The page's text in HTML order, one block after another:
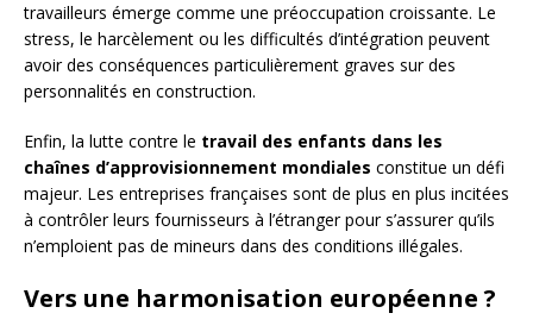
travailleurs émerge comme une préoccupation croissante. Le
stress, le harcèlement ou les difficultés d’intégration peuvent
avoir des conséquences particulièrement graves sur des
personnalités en construction.
Enfin, la lutte contre le travail des enfants dans les
chaînes d’approvisionnement mondiales constitue un défi
majeur. Les entreprises françaises sont de plus en plus incitées
à contrôler leurs fournisseurs à l’étranger pour s’assurer qu’ils
n’emploient pas de mineurs dans des conditions illégales.
Vers une harmonisation européenne ?